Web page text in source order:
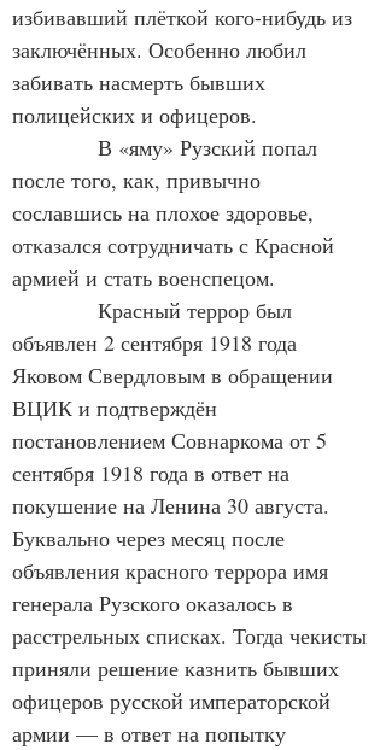
избивавший плёткой кого-нибудь из
заключённых. Особенно любил
забивать насмерть бывших
полицейских и офицеров.
В «яму» Рузский попал
после того, как, привычно
сославшись на плохое здоровье,
отказался сотрудничать с Красной
армией и стать военспецом.
Красный террор был
объявлен 2 сентября 1918 года
Яковом Свердловым в обращении
ВЦИК и подтверждён
постановлением Совнаркома от 5
сентября 1918 года в ответ на
покушение на Ленина 30 августа.
Буквально через месяц после
объявления красного террора имя
генерала Рузского оказалось в
расстрельных списках. Тогда чекисты
приняли решение казнить бывших
офицеров русской императорской
армии — в ответ на попытку